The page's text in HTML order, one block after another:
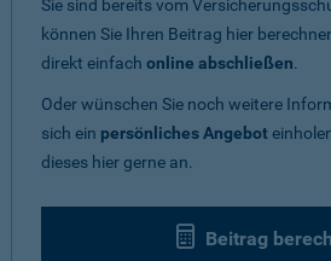
Sie sind bereits vom
können Sie Ihren Beitrag hier
direkt einfach online abschließen.
Oder wünschen Sie noch weitere
sich ein persönliches Angebot
dieses hier gerne an.
Beitrag